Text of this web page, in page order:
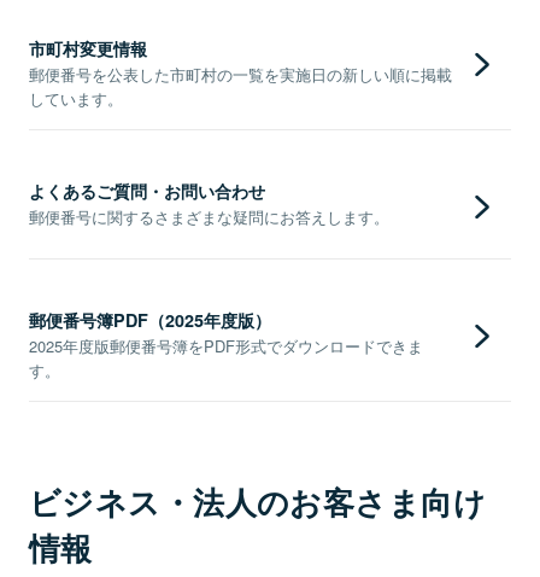
市町村変更情報
郵便番号を公表した市町村の一覧を実施日の新しい順に掲載
しています。
よくあるご質問・お問い合わせ
郵便番号に関するさまざまな疑問にお答えします。
郵便番号簿PDF（2025年度版）
2025年度版郵便番号簿をPDF形式でダウンロードできま
す。
ビジネス・法人のお客さま向け
情報